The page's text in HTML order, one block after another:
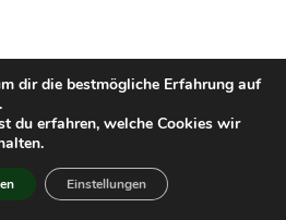
Licher kommt das doch nicht
dir die bestmögliche Erfahrung auf
du erfahren, welche Cookies wir
Einstellungen